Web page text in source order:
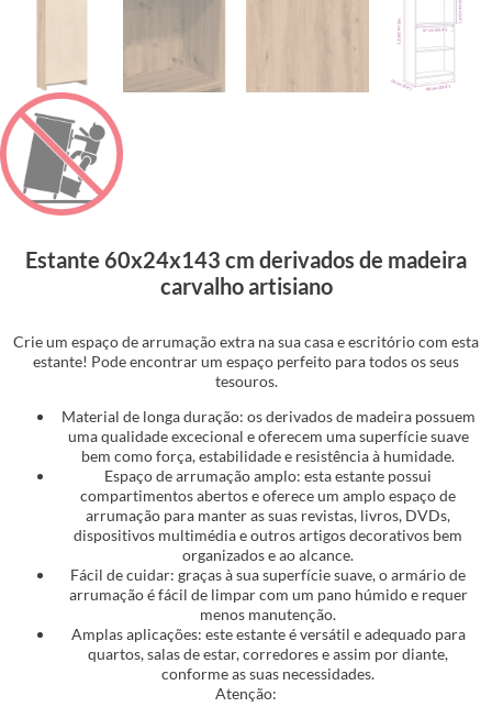
Estante 60x24x143 cm derivados de madeira
carvalho artisiano
Crie um espaço de arrumação extra na sua casa e escritório com esta
estante! Pode encontrar um espaço perfeito para todos os seus
tesouros.
Material de longa duração: os derivados de madeira possuem
uma qualidade excecional e oferecem uma superfície suave
bem como força, estabilidade e resistência à humidade.
Espaço de arrumação amplo: esta estante possui
compartimentos abertos e oferece um amplo espaço de
arrumação para manter as suas revistas, livros, DVDs,
dispositivos multimédia e outros artigos decorativos bem
organizados e ao alcance.
Fácil de cuidar: graças à sua superfície suave, o armário de
arrumação é fácil de limpar com um pano húmido e requer
menos manutenção.
Amplas aplicações: este estante é versátil e adequado para
quartos, salas de estar, corredores e assim por diante,
conforme as suas necessidades.
Atenção: